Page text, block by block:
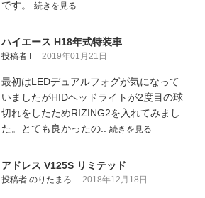
です。 続きを見る
ハイエース H18年式特装車
投稿者 I 2019年01月21日
最初はLEDデュアルフォグが気になって
いましたがHIDヘッドライトが2度目の球
切れをしたためRIZING2を入れてみまし
た。とても良かったの.. 続きを見る
アドレス V125S リミテッド
投稿者 のりたまろ 2018年12月18日